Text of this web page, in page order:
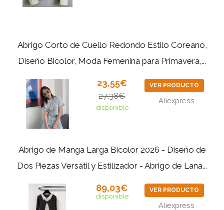
Abrigo Corto de Cuello Redondo Estilo Coreano,
Diseño Bicolor, Moda Femenina para Primavera,...
23,55€
27,38€
disponible
VER PRODUCTO
Aliexpress
Abrigo de Manga Larga Bicolor 2026 - Diseño de
Dos Piezas Versátil y Estilizador - Abrigo de Lana...
89,03€
disponible
VER PRODUCTO
Aliexpress